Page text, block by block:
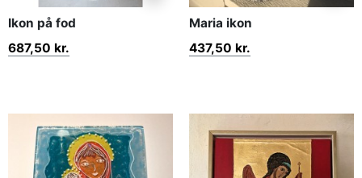
Ikon på fod
687,50 kr.
Maria ikon
437,50 kr.